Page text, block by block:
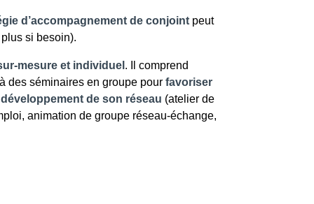
d’accompagnement de conjoint peut
si besoin).
mesure et individuel . Il comprend
des séminaires en groupe pour favoriser
de son réseau (atelier de
animation de groupe réseau-échange,